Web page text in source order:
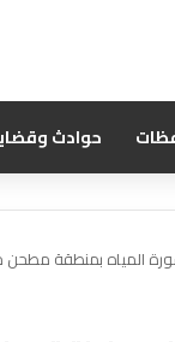
حوادث
المياه بمنطقة مطحن